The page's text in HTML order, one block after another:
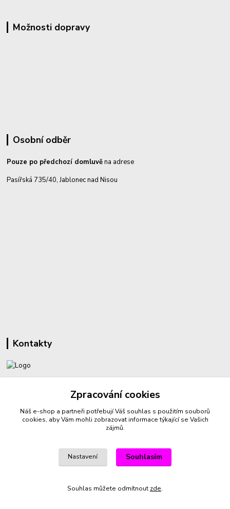
Možnosti dopravy
Osobní odběr
Pouze po předchozí domluvěna adrese
Pasířská 735/40, Jablonec nad Nisou
Kontakty
sperkyproradost@seznam.cz
Vytvořeno na Eshop-rychle.cz
Zpracování cookies
Náš e-shop a partneři potřebují Váš souhlas s použitím souborů
cookies, aby Vám mohli zobrazovat informace týkající se Vašich
zájmů.
Nastavení Souhlasím
Souhlas můžete odmítnout zde.